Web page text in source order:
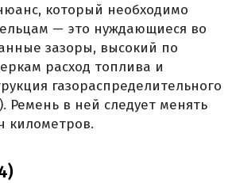
который необходимо
— это нуждающиеся во
зазоры, высокий по
расход топлива и
газораспределительного
Ремень в ней следует менять
километров.